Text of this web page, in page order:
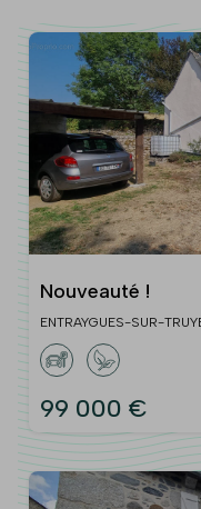
Nouveauté !
ENTRAYGUES-SUR-
99 000 €